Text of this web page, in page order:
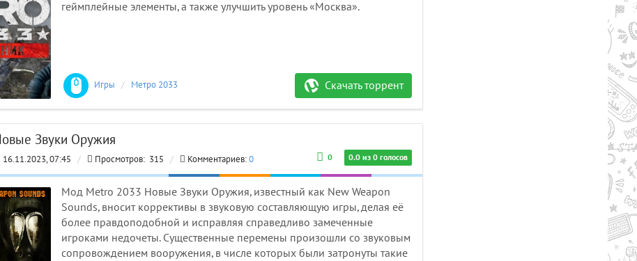
геймплейные элементы, а также улучшить уровень «Москва».
Скачать торрент
Игры / Метро 2033 моды
Звуки Оружия
0.0 из 0 голосов
0
16.11.2023, 07:45 / Просмотров: 315 / Комментариев:0
Мод Metro 2033 Новые Звуки Оружия, известный как New Weapon
Sounds, вносит коррективы в звуковую составляющую игры, делая её
более правдоподобной и исправляя справедливо замеченные
игроками недочеты. Существенные перемены произошли со звуковым
сопровождением вооружения, в числе которых были затронуты такие
SKULL AND BONES (2024) PC |
REPACK